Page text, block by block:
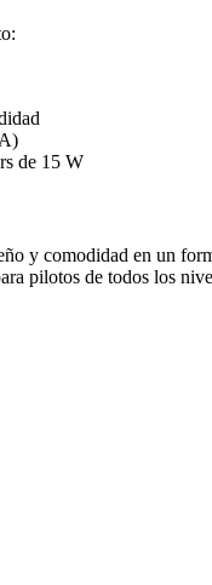
de 15 W
y comodidad en un
pilotos de todos los